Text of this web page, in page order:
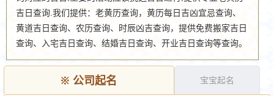
吉日查询.我们提供：老黄历查询，黄历每日吉凶宜忌查询、
黄道吉日查询、农历查询、时辰凶吉查询，提供免费搬家吉日
查询、入宅吉日查询、结婚吉日查询、开业吉日查询等查询。
※公司起名 宝宝起名